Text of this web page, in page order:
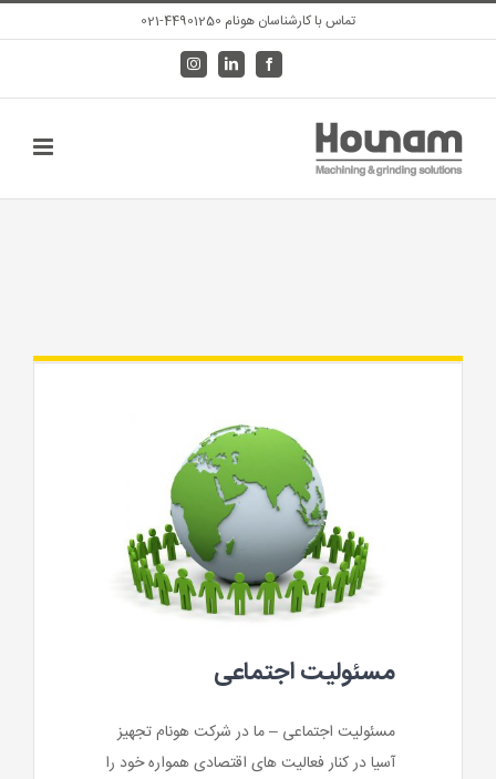
to
تماس با کارشناسان هونام 44901250-021
Facebook
LinkedIn
Instagram
مسئولیت اجتماعی
مسئولیت اجتماعی – ما در شرکت هونام تجهیز
آسیا در کنار فعالیت های اقتصادی همواره خود را